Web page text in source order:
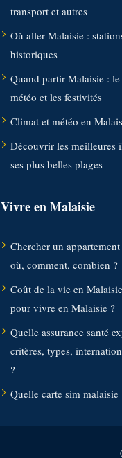
transport et autres
Où aller Malaisie :
historiques
Quand partir Malaisie :
météo et les festivités
Climat et météo en
Découvrir les meilleures
ses plus belles plages
Vivre en Malaisie
Chercher un
où, comment, combien ?
Coût de la vie en
pour vivre en Malaisie ?
Quelle assurance santé
critères, types,
?
Quelle carte sim malaisie